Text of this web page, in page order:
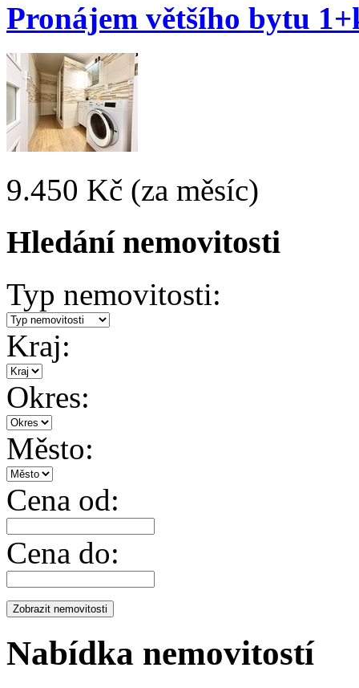
Pronájem většího bytu
9.450 Kč (za měsíc)
Hledání nemovitosti
Typ nemovitosti:
Kraj:
Okres:
Město:
Cena od:
Cena do:
Nabídka nemovitostí